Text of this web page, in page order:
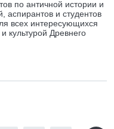
по античной истории и
аспирантов и студентов
всех интересующихся
культурой Древнего